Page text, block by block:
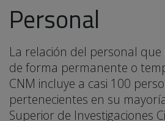
Personal
La relación del personal que
de forma permanente o
CNM incluye a casi 100
pertenecientes en su
Superior de Investigaciones